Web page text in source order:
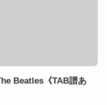
Beatles《TAB譜あ